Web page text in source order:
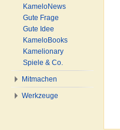
KameloNews
Gute Frage
Gute Idee
KameloBooks
Kamelionary
Spiele & Co.
Mitmachen
Werkzeuge